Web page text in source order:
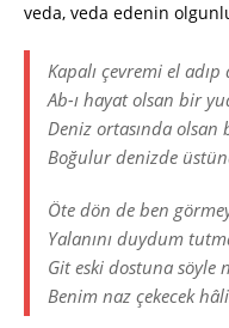
veda, veda edenin
Kapalı çevremi el adıp
Ab-ı hayat olsan bir
Deniz ortasında olsan
Boğulur denizde
Öte dön de ben
Yalanını duydum
Git eski dostuna söyle
Benim naz çekecek